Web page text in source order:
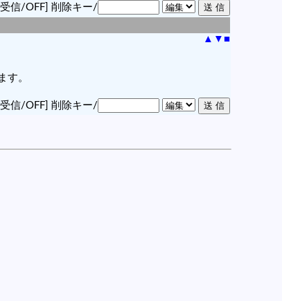
信/OFF] 削除キー/
▲ ▼ ■
す。
信/OFF] 削除キー/